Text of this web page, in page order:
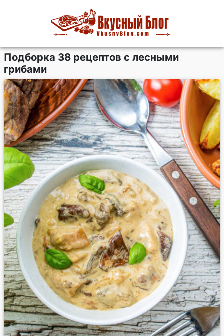
Подборка 38 рецептов с лесными
грибами